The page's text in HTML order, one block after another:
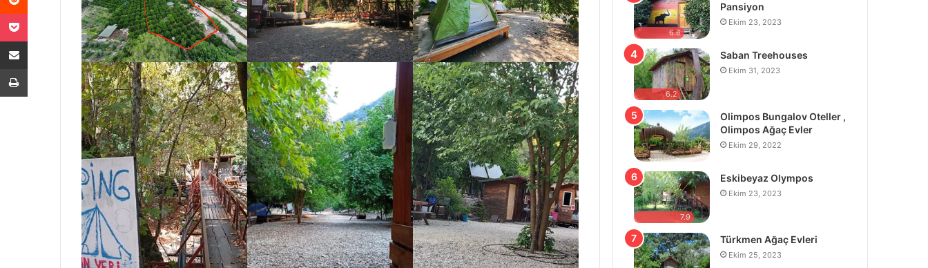
6.6
Pansiyon
Ekim 23, 2023
6.2
Saban Treehouses
Ekim 31, 2023
Olimpos Bungalov Oteller ,
Olimpos Ağaç Evler
Ekim 29, 2022
7.9
Eskibeyaz Olympos
Ekim 23, 2023
Türkmen Ağaç Evleri
Ekim 25, 2023
Pocket
E-Posta ile paylaş